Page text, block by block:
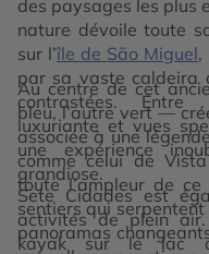
des paysages les plus
nature dévoile toute
sur l’île de São Miguel,
par sa vaste caldeira
contrastées. Entre
luxuriante et vues
une expérience
grandiose.
Au centre de cet
bleu, l’autre vert —
associée à une
comme celui de
toute l’ampleur de
sentiers qui
panoramas
Sete Cidades est
activités de plein
kayak sur le lac